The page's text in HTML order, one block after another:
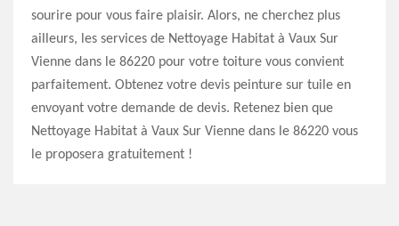
sourire pour vous faire plaisir. Alors, ne cherchez plus
ailleurs, les services de Nettoyage Habitat à Vaux Sur
Vienne dans le 86220 pour votre toiture vous convient
parfaitement. Obtenez votre devis peinture sur tuile en
envoyant votre demande de devis. Retenez bien que
Nettoyage Habitat à Vaux Sur Vienne dans le 86220 vous
le proposera gratuitement !